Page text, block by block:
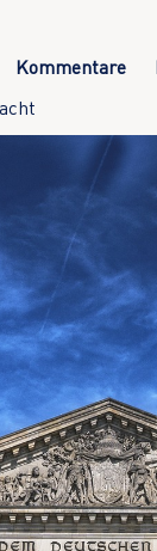
Kommentare